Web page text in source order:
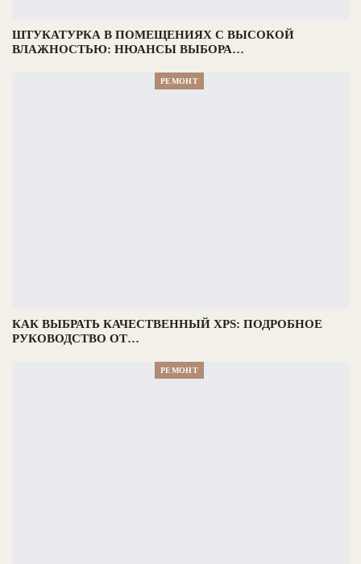
ШТУКАТУРКА В ПОМЕЩЕНИЯХ С ВЫСОКОЙ
ВЛАЖНОСТЬЮ: НЮАНСЫ ВЫБОРА…
РЕМОНТ
КАК ВЫБРАТЬ КАЧЕСТВЕННЫЙ XPS: ПОДРОБНОЕ
РУКОВОДСТВО ОТ…
РЕМОНТ